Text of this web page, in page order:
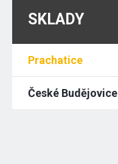
SKLADY
Prachatice
České Budějovice